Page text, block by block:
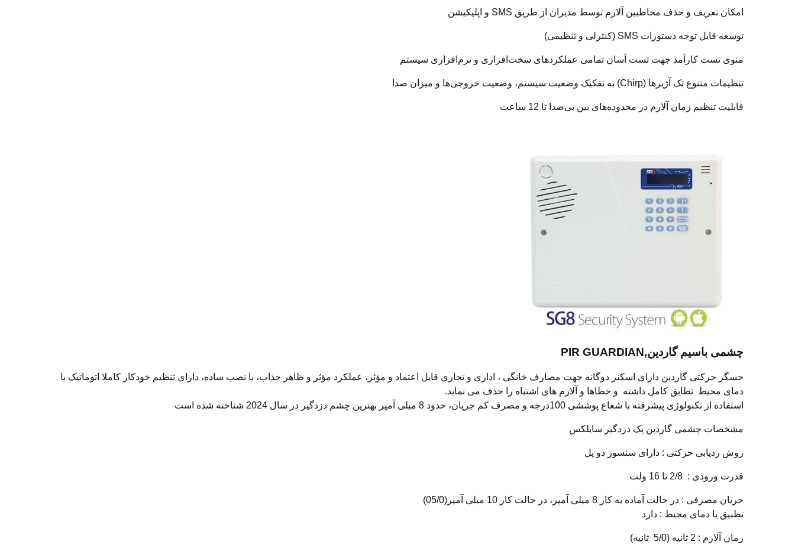
امکان تعریف و حذف مخاطبین آلارم توسط مدیران از طریق SMS و اپلیکیشن
توسعه قابل توجه دستورات SMS (کنترلی و تنظیمی)
منوی تست کارآمد جهت تست آسان تمامی عملکردهای سخت‌افزاری و نرم‌افزاری سیستم
تنظیمات متنوع تک آژیرها (Chirp) به تفکیک وضعیت سیستم، وضعیت خروجی‌ها و میزان صدا
قابلیت تنظیم زمان آلارم‌ در محدوده‌های بین بی‌صدا تا 12 ساعت
چشمی باسیم گاردین,PIR GUARDIAN
حسگر حرکتی گاردین دارای اسکنر دوگانه جهت مصارف خانگی ، اداری و تجاری قابل اعتماد و مؤثر، عملکرد مؤثر و ظاهر جذاب، با نصب ساده، دارای تنظیم خودکار کاملا اتوماتیک با
دمای محیط تطابق کامل داشته و خطاها و آلارم های اشتباه را حذف می نماید.
استفاده از تکنولوژی پیشرفته با شعاع پوششی 100درجه و مصرف کم جریان، حدود 8 میلی آمپر بهترین چشم دزدگیر در سال 2024 شناخته شده است
مشخصات چشمی گاردین پک دزدگیر سایلکس
روش ردیابی حرکتی : دارای سنسور دو پل
قدرت ورودی : 2/8 تا 16 ولت
جریان مصرفی : در حالت آماده به کار 8 میلی آمپر، در حالت کار 10 میلی آمپر(05/0)
تطبیق با دمای محیط : دارد
زمان آلارم : 2 ثانیه (5/0 ثانیه)